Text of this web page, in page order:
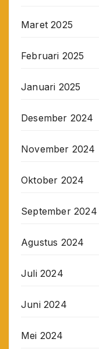
Maret 2025
Februari 2025
Januari 2025
Desember 2024
November 2024
Oktober 2024
September 2024
Agustus 2024
Juli 2024
Juni 2024
Mei 2024